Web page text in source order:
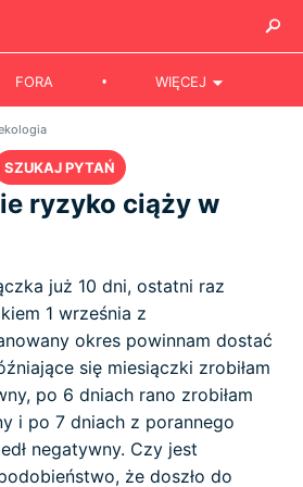
FORA WIĘCEJ
SZUKAJ PYTAŃ
ryzyko ciąży w
już 10 dni, ostatni raz
1 września z
okres powinnam dostać
się miesiączki zrobiłam
po 6 dniach rano zrobiłam
i po 7 dniach z porannego
negatywny. Czy jest
że doszło do